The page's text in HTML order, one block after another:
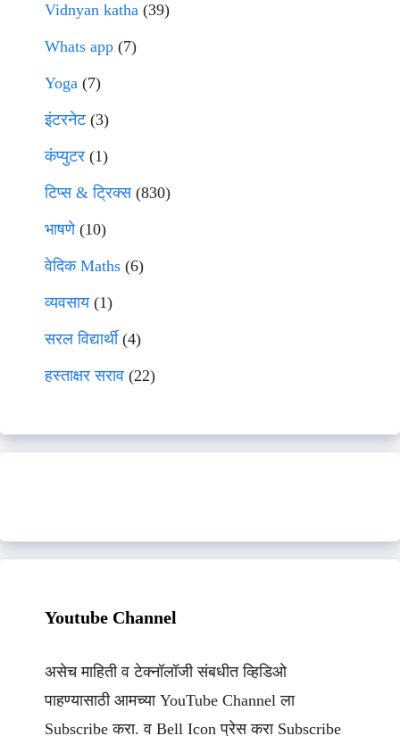
Vidnyan katha (39)
Whats app (7)
Yoga (7)
इंटरनेट(3)
कंप्युटर (1)
टिप्स & ट्रिक्स(830)
भाषणे(10)
वेदिक Maths (6)
व्यवसाय(1)
सरल विद्यार्थी(4)
हस्ताक्षर सराव (22)
Youtube Channel
असेच माहिती व टेक्नॉलॉजी संबधीत व्हिडिओ
पाहण्यासाठी आमच्या YouTube Channel ला
Subscribe करा. व Bell Icon प्रेस करा Subscribe